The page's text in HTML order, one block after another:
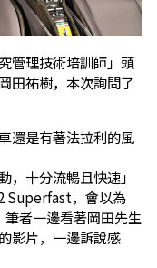
管理技術培訓師」頭
田祐樹，本次詢問了
還是有著法拉利的風
，十分流暢且快速」
Superfast，會以為
者一邊看著岡田先生
影片，一邊訴說感